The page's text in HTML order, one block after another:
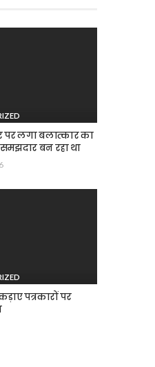
पर लगा बलात्कार का
बन रहा था
पत्रकारों पर